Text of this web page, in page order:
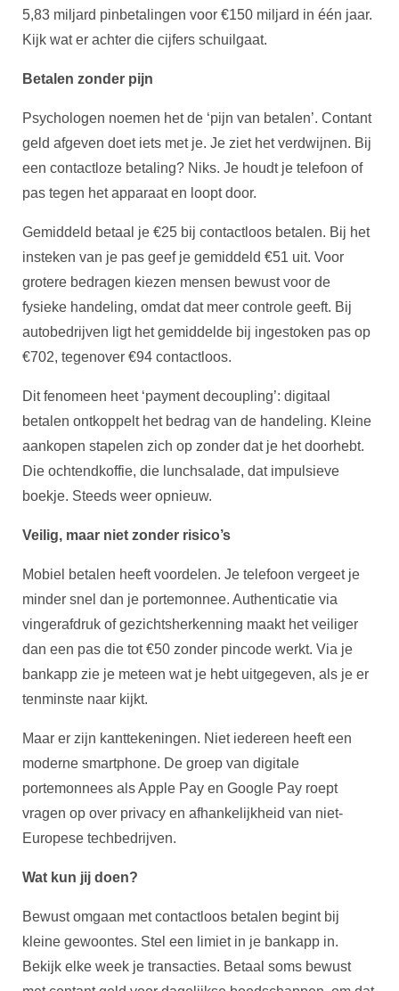
5,83 miljard pinbetalingen voor €150 miljard in één jaar.
Kijk wat er achter die cijfers schuilgaat.
Betalen zonder pijn
Psychologen noemen het de ‘pijn van betalen’. Contant
geld afgeven doet iets met je. Je ziet het verdwijnen. Bij
een contactloze betaling? Niks. Je houdt je telefoon of
pas tegen het apparaat en loopt door.
Gemiddeld betaal je €25 bij contactloos betalen. Bij het
insteken van je pas geef je gemiddeld €51 uit. Voor
grotere bedragen kiezen mensen bewust voor de
fysieke handeling, omdat dat meer controle geeft. Bij
autobedrijven ligt het gemiddelde bij ingestoken pas op
€702, tegenover €94 contactloos.
Dit fenomeen heet ‘payment decoupling’: digitaal
betalen ontkoppelt het bedrag van de handeling. Kleine
aankopen stapelen zich op zonder dat je het doorhebt.
Die ochtendkoffie, die lunchsalade, dat impulsieve
boekje. Steeds weer opnieuw.
Veilig, maar niet zonder risico’s
Mobiel betalen heeft voordelen. Je telefoon vergeet je
minder snel dan je portemonnee. Authenticatie via
vingerafdruk of gezichtsherkenning maakt het veiliger
dan een pas die tot €50 zonder pincode werkt. Via je
bankapp zie je meteen wat je hebt uitgegeven, als je er
tenminste naar kijkt.
Maar er zijn kanttekeningen. Niet iedereen heeft een
moderne smartphone. De groep van digitale
portemonnees als Apple Pay en Google Pay roept
vragen op over privacy en afhankelijkheid van niet-
Europese techbedrijven.
Wat kun jij doen?
Bewust omgaan met contactloos betalen begint bij
kleine gewoontes. Stel een limiet in je bankapp in.
Bekijk elke week je transacties. Betaal soms bewust